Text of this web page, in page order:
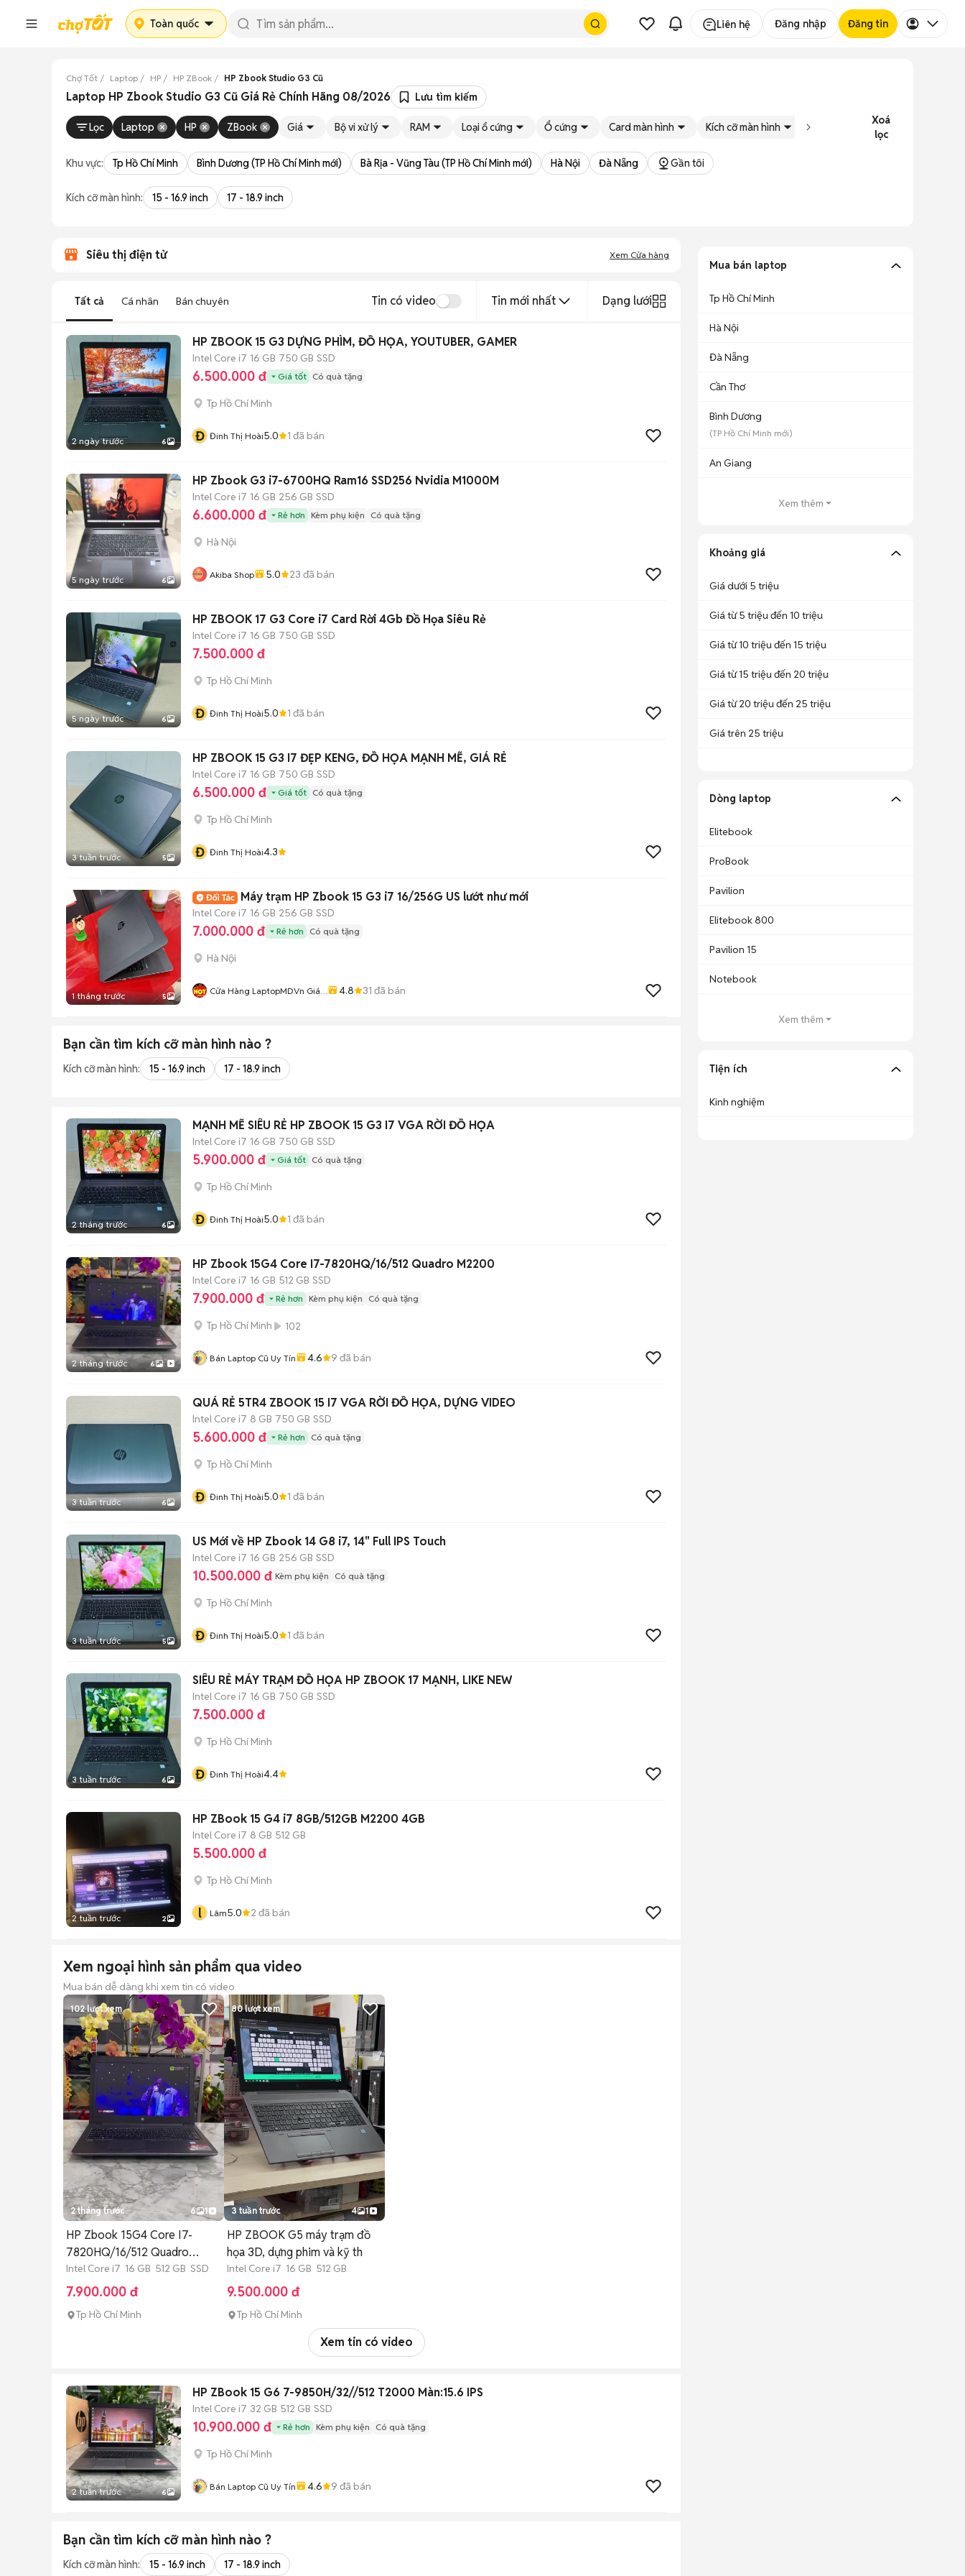
Toàn quốc Liên hệ Đăng nhập Đăng tin
Chợ Tốt Laptop HP HP ZBook HP Zbook Studio G3 Cũ
Laptop HP Zbook Studio G3 Cũ Giá Rẻ Chính Hãng 08/2026 Lưu tìm kiếm
Lọc Laptop HP ZBook Giá Bộ vi xử lý RAM Loại ổ cứng Ổ cứng Card màn hình Kích cỡ màn hình Đăng bởi
Xoá
lọc
Khu vực: Tp Hồ Chí Minh Bình Dương (TP Hồ Chí Minh mới) Bà Rịa - Vũng Tàu (TP Hồ Chí Minh mới) Hà Nội Đà Nẵng Gần tôi
Kích cỡ màn hình: 15 - 16.9 inch 17 - 18.9 inch
Siêu thị điện tử Xem Cửa hàng
Tất cả Cá nhân Bán chuyên Tin có video Tin mới nhất Dạng lưới
2 ngày trước 6
HP ZBOOK 15 G3 DỰNG PHÌM, ĐỒ HỌA, YOUTUBER, GAMER
Intel Core i7 16 GB 750 GB SSD
6.500.000 đ Giá tốt Có quà tặng
Tp Hồ Chí Minh
Đ Đinh Thị Hoài5.0 1 đã bán
5 ngày trước 6
HP Zbook G3 i7-6700HQ Ram16 SSD256 Nvidia M1000M
Intel Core i7 16 GB 256 GB SSD
6.600.000 đ Rẻ hơn Kèm phụ kiện Có quà tặng
Hà Nội
Akiba Shop 5.0 23 đã bán
5 ngày trước 6
HP ZBOOK 17 G3 Core i7 Card Rời 4Gb Đồ Họa Siêu Rẻ
Intel Core i7 16 GB 750 GB SSD
7.500.000 đ
Tp Hồ Chí Minh
Đ Đinh Thị Hoài5.0 1 đã bán
3 tuần trước 5
HP ZBOOK 15 G3 I7 ĐẸP KENG, ĐỒ HỌA MẠNH MẼ, GIÁ RẺ
Intel Core i7 16 GB 750 GB SSD
6.500.000 đ Giá tốt Có quà tặng
Tp Hồ Chí Minh
Đ Đinh Thị Hoài4.3
1 tháng trước 5
Máy trạm HP Zbook 15 G3 i7 16/256G US lướt như mới
Intel Core i7 16 GB 256 GB SSD
7.000.000 đ Rẻ hơn Có quà tặng
Hà Nội
Cửa Hàng LaptopMD.vn Giá
4.8 31 đã bán
Bạn cần tìm kích cỡ màn hình nào ?
Kích cỡ màn hình: 15 - 16.9 inch 17 - 18.9 inch
2 tháng trước 6
MẠNH MẼ SIÊU RẺ HP ZBOOK 15 G3 I7 VGA RỜI ĐỒ HỌA
Intel Core i7 16 GB 750 GB SSD
5.900.000 đ Giá tốt Có quà tặng
Tp Hồ Chí Minh
Đ Đinh Thị Hoài5.0 1 đã bán
2 tháng trước 6
HP Zbook 15G4 Core I7-7820HQ/16/512 Quadro M2200
Intel Core i7 16 GB 512 GB SSD
7.900.000 đ Rẻ hơn Kèm phụ kiện Có quà tặng
Tp Hồ Chí Minh 102
Bán Laptop Cũ Uy Tín 4.6 9 đã bán
3 tuần trước 6
QUÁ RẺ 5TR4 ZBOOK 15 I7 VGA RỜI ĐỒ HỌA, DỰNG VIDEO
Intel Core i7 8 GB 750 GB SSD
5.600.000 đ Rẻ hơn Có quà tặng
Tp Hồ Chí Minh
Đ Đinh Thị Hoài5.0 1 đã bán
3 tuần trước 5
US Mới về HP Zbook 14 G8 i7, 14" Full IPS Touch
Intel Core i7 16 GB 256 GB SSD
10.500.000 đ Kèm phụ kiện Có quà tặng
Tp Hồ Chí Minh
Đ Đinh Thị Hoài5.0 1 đã bán
3 tuần trước 6
SIÊU RẺ MÁY TRẠM ĐỒ HỌA HP ZBOOK 17 MẠNH, LIKE NEW
Intel Core i7 16 GB 750 GB SSD
7.500.000 đ
Tp Hồ Chí Minh
Đ Đinh Thị Hoài4.4
2 tuần trước 2
HP ZBook 15 G4 i7 8GB/512GB M2200 4GB
Intel Core i7 8 GB 512 GB
5.500.000 đ
Tp Hồ Chí Minh
l Lâm5.0 2 đã bán
Xem ngoại hình sản phẩm qua video
Mua bán dễ dàng khi xem tin có video
102lượt xem
2 tháng trước 6 1
HP Zbook 15G4 Core I7-
7820HQ/16/512 Quadro
M2200
Intel Core i7 16 GB 512 GB SSD
7.900.000 đ
Tp Hồ Chí Minh
80lượt xem
3 tuần trước 4 1
HP ZBOOK G5 máy trạm đồ
họa 3D, dựng phim và kỹ th
Intel Core i7 16 GB 512 GB
9.500.000 đ
Tp Hồ Chí Minh
Xem tin có video
2 tuần trước 6
HP ZBook 15 G6 7-9850H/32//512 T2000 Màn:15.6 IPS
Intel Core i7 32 GB 512 GB SSD
10.900.000 đ Rẻ hơn Kèm phụ kiện Có quà tặng
Tp Hồ Chí Minh
Bán Laptop Cũ Uy Tín 4.6 9 đã bán
Bạn cần tìm kích cỡ màn hình nào ?
Kích cỡ màn hình: 15 - 16.9 inch 17 - 18.9 inch
Mua bán laptop
Tp Hồ Chí Minh
Hà Nội
Đà Nẵng
Cần Thơ
Bình Dương
(TP Hồ Chí Minh mới)
An Giang
Xem thêm
Khoảng giá
Giá dưới 5 triệu
Giá từ 5 triệu đến 10 triệu
Giá từ 10 triệu đến 15 triệu
Giá từ 15 triệu đến 20 triệu
Giá từ 20 triệu đến 25 triệu
Giá trên 25 triệu
Dòng laptop
Elitebook
ProBook
Pavilion
Elitebook 800
Pavilion 15
Notebook
Xem thêm
Tiện ích
Kinh nghiệm